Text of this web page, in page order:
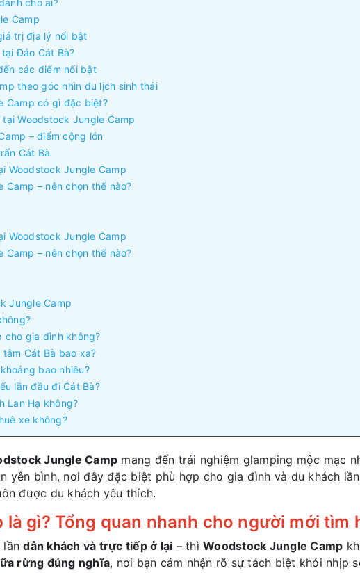
cho ai?
Camp
trị địa lý nổi bật
Đảo Cát Bà?
các điểm nổi bật
theo góc nhìn du lịch sinh thái
Camp có gì đặc biệt?
Woodstock Jungle Camp
– điểm cộng lớn
Cát Bà
Woodstock Jungle Camp
Camp – nên chọn thế nào?
Woodstock Jungle Camp
Camp – nên chọn thế nào?
Jungle Camp
cho gia đình không?
Cát Bà bao xa?
bao nhiêu?
lần đầu đi Cát Bà?
Lan Hạ không?
xe không?
Jungle Camp mang đến trải nghiệm glamping mộc mạc
yên bình, nơi đây đặc biệt phù hợp cho gia đình và du khách
được du khách yêu thích.
gì? Tổng quan nhanh cho người mới tìm
lầndẫn khách và trực tiếp ở lại – thì Woodstock Jungle Camp
rừng đúng nghĩa, nơi bạn cảm nhận rõ sự tách biệt khỏi nhịp